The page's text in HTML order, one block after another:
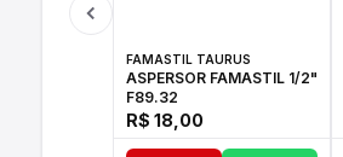
FAMASTIL TAURUS
ASPERSOR FAMASTIL 1/2"
F89.32
R$ 18,00